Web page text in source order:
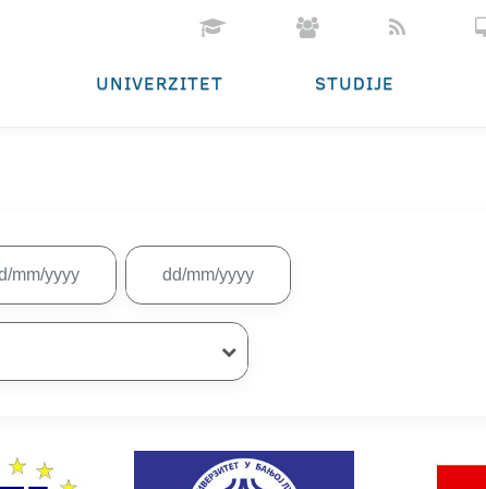
UNIVERZITET STUDIJE